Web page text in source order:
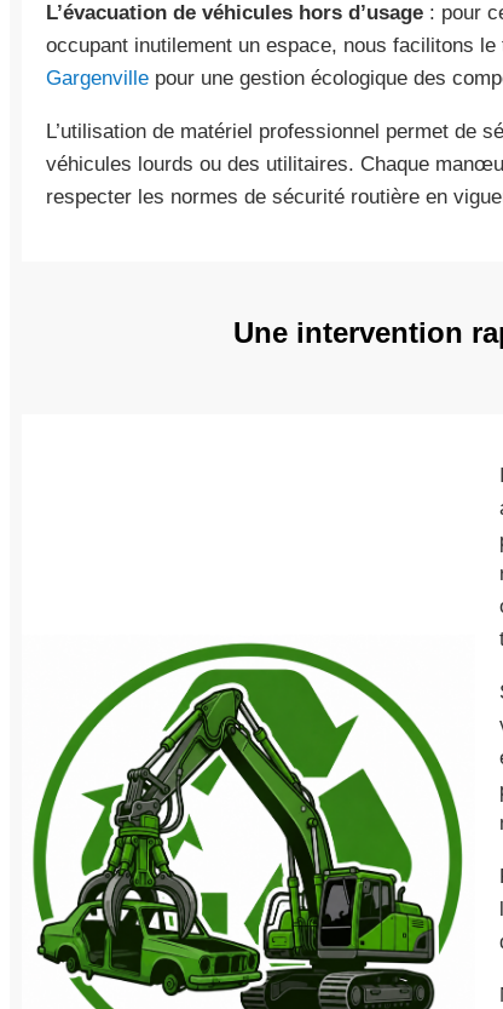
L’évacuation de véhicules hors d’usage : pour
occupant inutilement un espace, nous facilitons
Gargenville pour une gestion écologique des
L’utilisation de matériel professionnel permet de
véhicules lourds ou des utilitaires. Chaque
respecter les normes de sécurité routière en
Une intervention